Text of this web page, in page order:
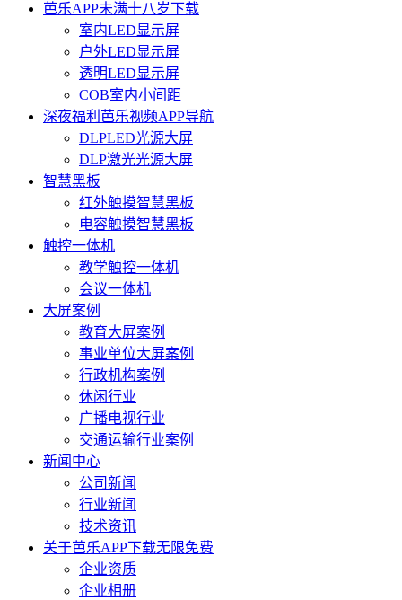
芭乐APP未满十八岁下载
室内LED显示屏
户外LED显示屏
透明LED显示屏
COB室内小间距
深夜福利芭乐视频APP导航
DLPLED光源大屏
DLP激光光源大屏
智慧黑板
红外触摸智慧黑板
电容触摸智慧黑板
触控一体机
教学触控一体机
会议一体机
大屏案例
教育大屏案例
事业单位大屏案例
行政机构案例
休闲行业
广播电视行业
交通运输行业案例
新闻中心
公司新闻
行业新闻
技术资讯
关于芭乐APP下载无限免费
企业资质
企业相册